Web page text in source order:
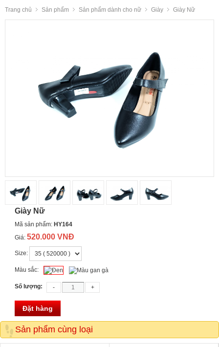
Trang chủ Sản phẩm Sản phẩm dành cho nữ Giày Giày Nữ
Giày Nữ
Mã sản phẩm: HY164
Giá: 520.000 VNĐ
Size:
Màu sắc:
Số lượng:
Đặt hàng
Sản phẩm cùng loại